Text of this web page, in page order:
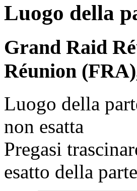
Luogo della
Grand Raid
Réunion
Luogo della
non esatta
Pregasi
esatto della